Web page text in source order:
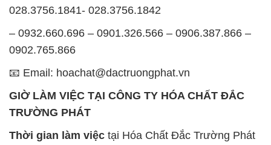
028.3756.1841- 028.3756.1842
– 0932.660.696 – 0901.326.566 – 0906.387.866 –
0902.765.866
📧 Email: hoachat@dactruongphat.vn
GIỜ LÀM VIỆC TẠI CÔNG TY HÓA CHẤT ĐẮC
TRƯỜNG PHÁT
Thời gian làm việc tại Hóa Chất Đắc Trường Phát